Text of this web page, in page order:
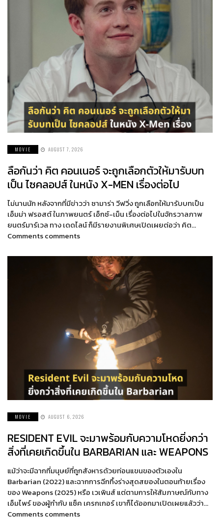
MOVIE AUGUST 7, 2026
ลือกันว่า คิต คอนเนอร์ จะถูกเลือกตัวให้มารับบท
เป็น ไซคลอปส์ ในหนัง X-MEN เรื่องต่อไป
ไม่นานนัก หลังจากที่มีข่าวว่า ซามาร่า วีฟวิ่ง ถูกเลือกให้มารับบทเป็น
เอ็มม่า ฟรอสต์ ในภาพยนตร์ เอ็กซ์-เม็น เรื่องต่อไปในจักรวาลภาพ
ยนตร์มาร์เวล ทาง เดดไลน์ ก็มีรายงานพิเศษเปิดเผยต่อว่า คิต…
Comments comments
MOVIE AUGUST 6, 2026
RESIDENT EVIL จะมาพร้อมกับความโหดยิ่งกว่า
สิ่งที่เคยเกิดขึ้นใน BARBARIAN และ WEAPONS
แม้ว่าจะมีฉากที่มนุษย์ที่ถูกสังหารด้วยท่อนแขนของตัวเองใน
Barbarian (2022) และฉากการฉีกทึ้งร่างสุดสยองในตอนท้ายเรื่อง
ของ Weapons (2025) หรือ เวเพินส์ แต่ตามการให้สัมภาษณ์กับทาง
เอ็มไพร์ ของผู้กำกับ แซ็ค เครกเกอร์ เขาก็ได้ออกมาเปิดเผยแล้วว่า…
Comments comments